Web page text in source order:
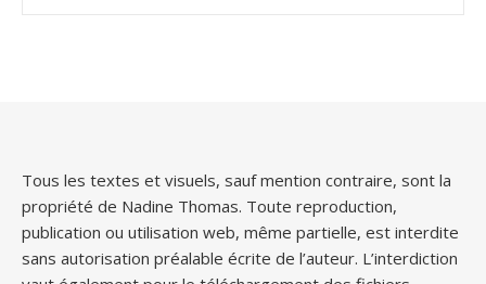
Tous les textes et visuels, sauf mention contraire, sont la
propriété de Nadine Thomas. Toute reproduction,
publication ou utilisation web, même partielle, est interdite
sans autorisation préalable écrite de l’auteur. L’interdiction